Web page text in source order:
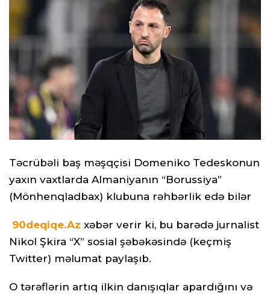
Təcrübəli baş məşqçisi Domeniko Tedeskonun
yaxın vaxtlarda Almaniyanın “Borussiya”
(Mönhenqladbax) klubuna rəhbərlik edə bilər
90deqiqe.Az xəbər verir ki, bu barədə jurnalist
Nikol Şkira “X” sosial şəbəkəsində (keçmiş
Twitter) məlumat paylaşıb.
O tərəflərin artıq ilkin danışıqlar apardığını və